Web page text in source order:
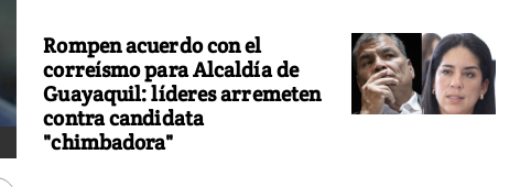
Rompen acuerdo con el
correísmo para Alcaldía de
Guayaquil: líderes arremeten
contra candidata
"chimbadora"